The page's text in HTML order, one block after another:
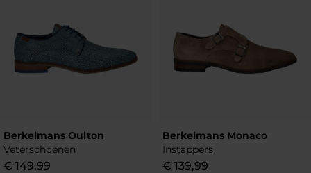
Berkelmans Oulton
Veterschoenen
€ 149,99
Berkelmans Monaco
Instappers
€ 139,99